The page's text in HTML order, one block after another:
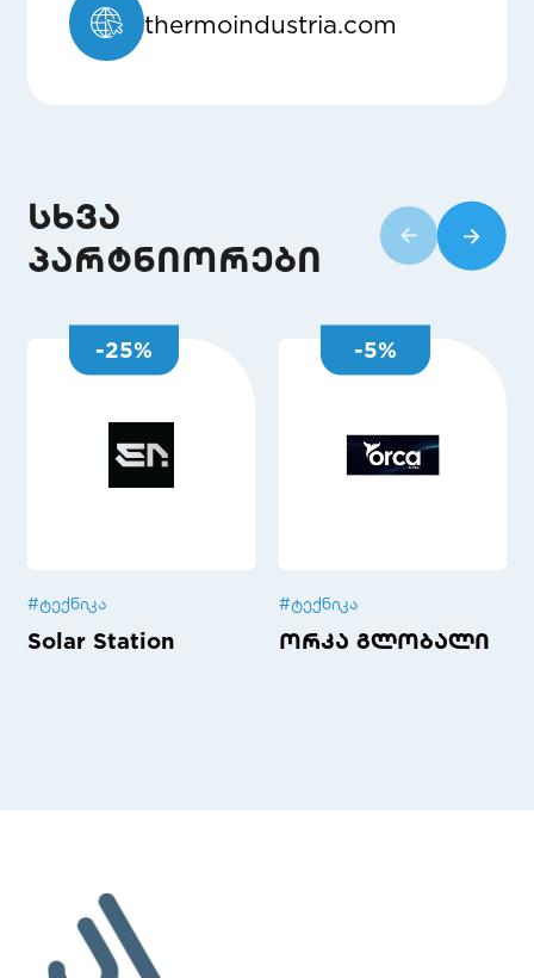
thermoindustria.com
სხვა
პარტნიორები
-25%
#ტექნიკა
Solar Station
-5%
#ტექნიკა
ორკა გლობალი